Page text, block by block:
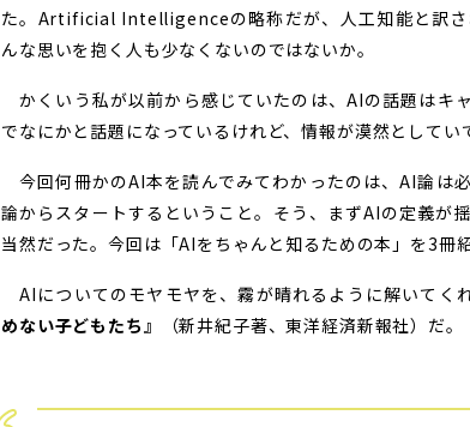
た。Artificial Intelligenceの略称だが、人工知能と訳
んな思いを抱く人も少なくないのではないか。
かくいう私が以前から感じていたのは、AIの話題はキ
でなにかと話題になっているけれど、情報が漠然として
今回何冊かのAI本を読んでみてわかったのは、AI論は
論からスタートするということ。そう、まずAIの定義が
当然だった。今回は「AIをちゃんと知るための本」を3冊
AIについてのモヤモヤを、霧が晴れるように解いてく
めない子どもたち』
（新井紀子著、東洋経済新報社）だ。